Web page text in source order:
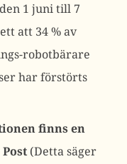
1 juni till 7
att 34 % av
robotbärare
har förstörts
finns en
(Detta säger